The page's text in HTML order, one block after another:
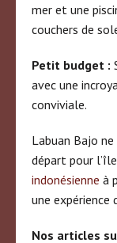
mer et une
couchers de
Petit budget :
avec une
conviviale.
Labuan Bajo
départ pour
indonésienne à
une expérience
Nos articles